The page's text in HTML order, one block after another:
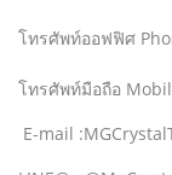
โทรศัพท์ออฟฟิศ
โทรศัพท์มือถือ
E-mail